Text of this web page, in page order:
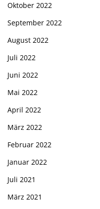
Oktober 2022
September 2022
August 2022
Juli 2022
Juni 2022
Mai 2022
April 2022
März 2022
Februar 2022
Januar 2022
Juli 2021
März 2021